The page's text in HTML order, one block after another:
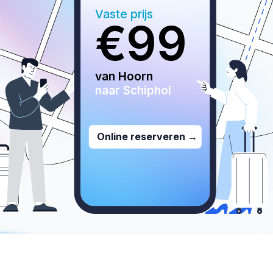
Online reserveren →
99
€
Vaste prijs
van Hoorn
naar Schiphol